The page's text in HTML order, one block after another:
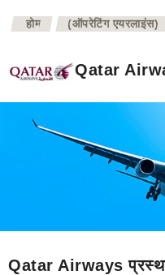
होम (ऑपरेटिंग एयरलाइंस)
Qatar
Qatar Airways